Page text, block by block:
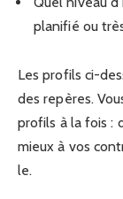
planifié ou
Les profils ci-
des repères.
profils à la fois :
mieux à vos
le.